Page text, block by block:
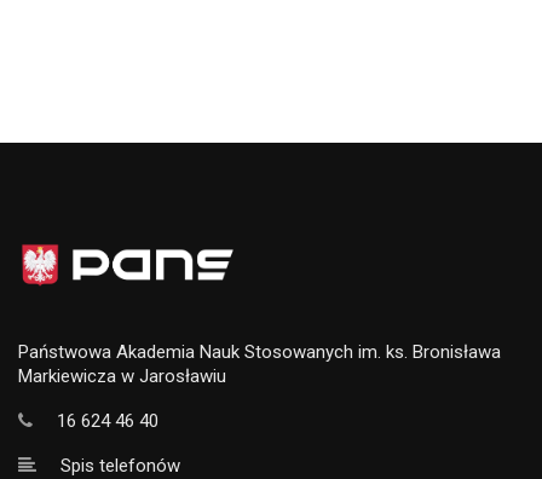
Państwowa Akademia Nauk Stosowanych im. ks. Bronisława
Markiewicza w Jarosławiu
16 624 46 40
Spis telefonów